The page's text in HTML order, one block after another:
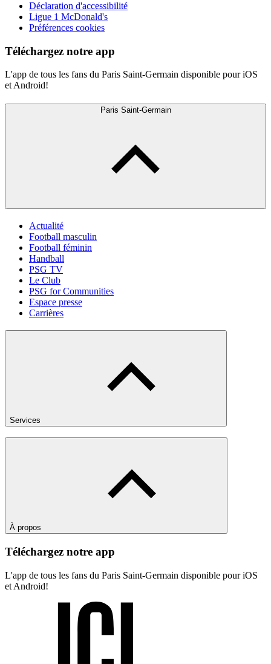
Déclaration d'accessibilité
Ligue 1 McDonald's
Préférences cookies
Téléchargez notre app
L'app de tous les fans du Paris Saint-Germain disponible pour iOS
et Android!
Paris Saint-Germain
Actualité
Football masculin
Football féminin
Handball
PSG TV
Le Club
PSG for Communities
Espace presse
Carrières
Services
À propos
Téléchargez notre app
L'app de tous les fans du Paris Saint-Germain disponible pour iOS
et Android!